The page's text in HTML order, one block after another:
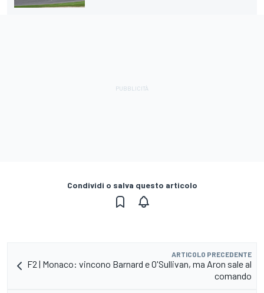
Condividi o salva questo articolo
ARTICOLO PRECEDENTE
F2 | Monaco: vincono Barnard e O'Sullivan, ma Aron sale al
comando